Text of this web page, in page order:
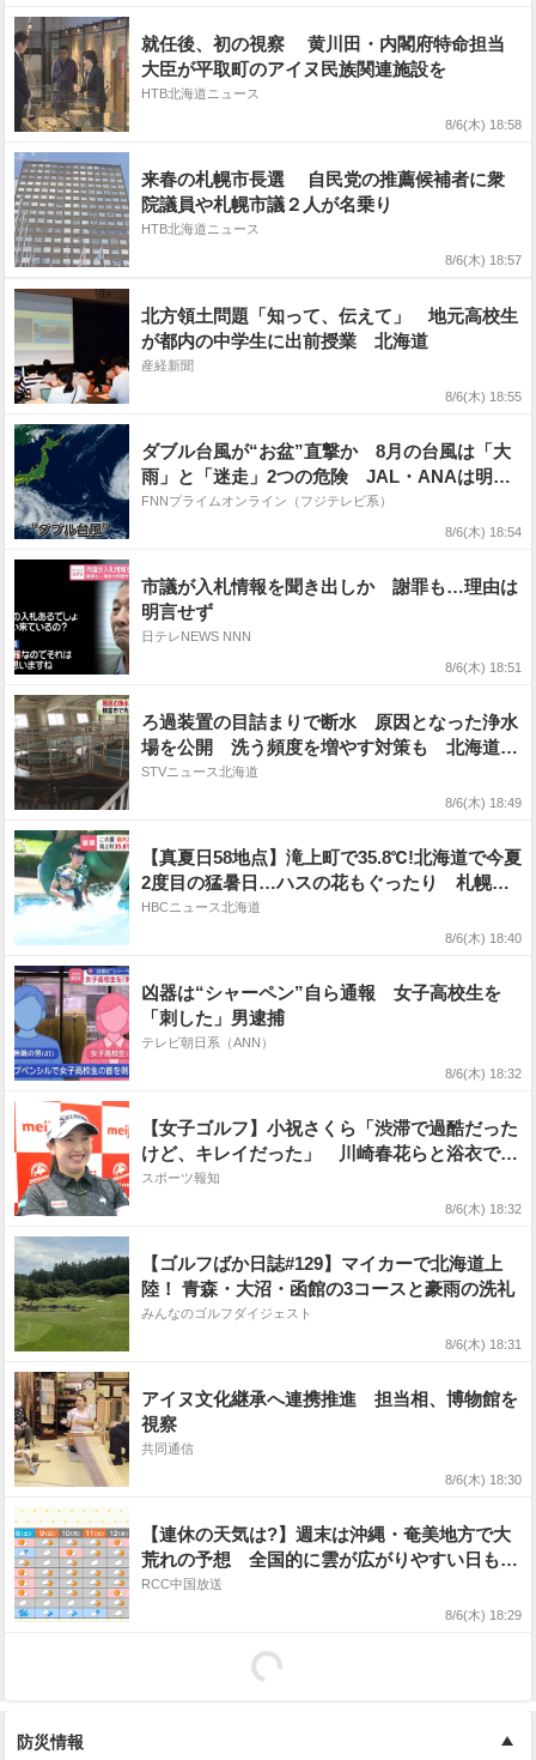
就任後、初の視察 黄川田・内閣府特命担当
大臣が平取町のアイヌ民族関連施設を
HTB北海道ニュース
8/6(木) 18:58
来春の札幌市長選 自民党の推薦候補者に衆
院議員や札幌市議２人が名乗り
HTB北海道ニュース
8/6(木) 18:57
北方領土問題「知って、伝えて」 地元高校生
が都内の中学生に出前授業 北海道
産経新聞
8/6(木) 18:55
ダブル台風が“お盆”直撃か 8月の台風は「大
雨」と「迷走」2つの危険 JAL・ANAは明後
日までに計557便欠航
FNNプライムオンライン（フジテレビ系）
8/6(木) 18:54
市議が入札情報を聞き出しか 謝罪も…理由は
明言せず
日テレNEWS NNN
8/6(木) 18:51
ろ過装置の目詰まりで断水 原因となった浄水
場を公開 洗う頻度を増やす対策も 北海道根
室市
STVニュース北海道
8/6(木) 18:49
【真夏日58地点】滝上町で35.8℃!北海道で今夏
2度目の猛暑日…ハスの花もぐったり 札幌の
プールは夏休み中の子どもたちで賑わう
HBCニュース北海道
8/6(木) 18:40
凶器は“シャーペン”自ら通報 女子高校生を
「刺した」男逮捕
テレビ朝日系（ANN）
8/6(木) 18:32
【女子ゴルフ】小祝さくら「渋滞で過酷だった
けど、キレイだった」 川崎春花らと浴衣で長
岡花火大会を観覧
スポーツ報知
8/6(木) 18:32
【ゴルフばか日誌#129】マイカーで北海道上
陸！ 青森・大沼・函館の3コースと豪雨の洗礼
みんなのゴルフダイジェスト
8/6(木) 18:31
アイヌ文化継承へ連携推進 担当相、博物館を
視察
共同通信
8/6(木) 18:30
【連休の天気は?】週末は沖縄・奄美地方で大
荒れの予想 全国的に雲が広がりやすい日も
西日本・東海地方中心に危険な暑さ続く（全国
RCC中国放送
8/6(木) 18:29
防災情報